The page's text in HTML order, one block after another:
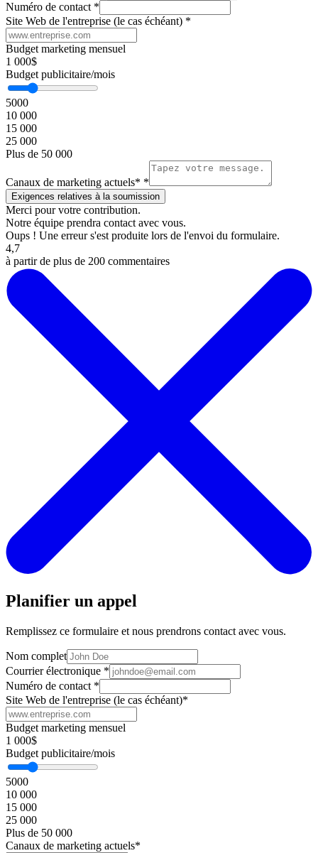
Numéro de contact *
Site Web de l'entreprise (le cas échéant) *
Budget marketing mensuel
1 000$
Budget publicitaire/mois
5000
10 000
15 000
25 000
Plus de 50 000
Canaux de marketing actuels* *
Merci pour votre contribution.
Notre équipe prendra contact avec vous.
Oups ! Une erreur s'est produite lors de l'envoi du formulaire.
4,7
à partir de plus de 200 commentaires
Planifier un appel
Remplissez ce formulaire et nous prendrons contact avec vous.
Nom complet
Courrier électronique *
Numéro de contact *
Site Web de l'entreprise (le cas échéant)*
Budget marketing mensuel
1 000$
Budget publicitaire/mois
5000
10 000
15 000
25 000
Plus de 50 000
Canaux de marketing actuels*